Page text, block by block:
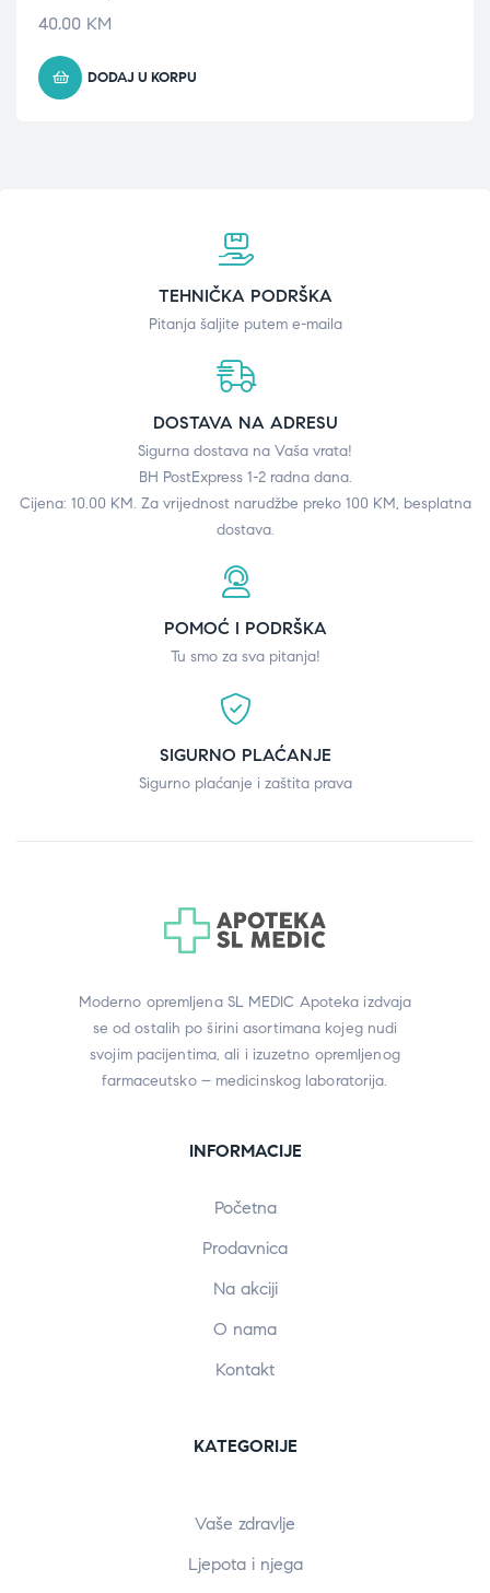
40.00 KM
DODAJ U KORPU
TEHNIČKA PODRŠKA
Pitanja šaljite putem e-maila
DOSTAVA NA ADRESU
Sigurna dostava na Vaša vrata!
BH PostExpress 1-2 radna dana.
Cijena: 10.00 KM. Za vrijednost narudžbe preko 100 KM, besplatna
dostava.
POMOĆ I PODRŠKA
Tu smo za sva pitanja!
SIGURNO PLAĆANJE
Sigurno plaćanje i zaštita prava
Moderno opremljena SL MEDIC Apoteka izdvaja
se od ostalih po širini asortimana kojeg nudi
svojim pacijentima, ali i izuzetno opremljenog
farmaceutsko – medicinskog laboratorija.
INFORMACIJE
Početna
Prodavnica
Na akciji
O nama
Kontakt
KATEGORIJE
Vaše zdravlje
Ljepota i njega